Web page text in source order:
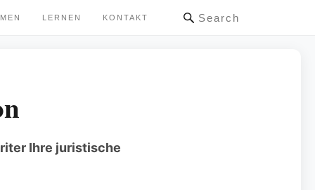
LERNEN KONTAKT Search
Ihre juristische